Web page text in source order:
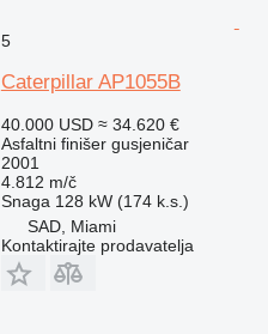
5
Caterpillar AP1055B
40.000 USD ≈ 34.620 €
Asfaltni finišer gusjeničar
2001
4.812 m/č
Snaga 128 kW (174 k.s.)
SAD, Miami
Kontaktirajte prodavatelja